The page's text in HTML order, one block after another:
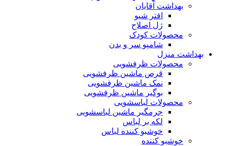
بهداشت آقایان
افتر شیو
ژل اصلاح
محصولات کودک
شامپو سر و بدن
بهداشت منزل
محصولات ظرفشویی
قرص ماشین ظرفشویی
نمک ماشین ظرفشویی
بوگیر ماشین ظرفشویی
محصولات لباسشویی
جرمگیر ماشین لباسشویی
لکه بر لباس
خوشبو کننده لباس
خوشبو کننده